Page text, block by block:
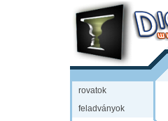
rovatok
feladványok